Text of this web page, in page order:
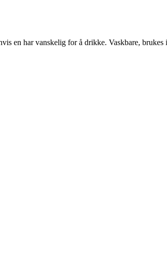
en har vanskelig for å drikke. Vaskbare,